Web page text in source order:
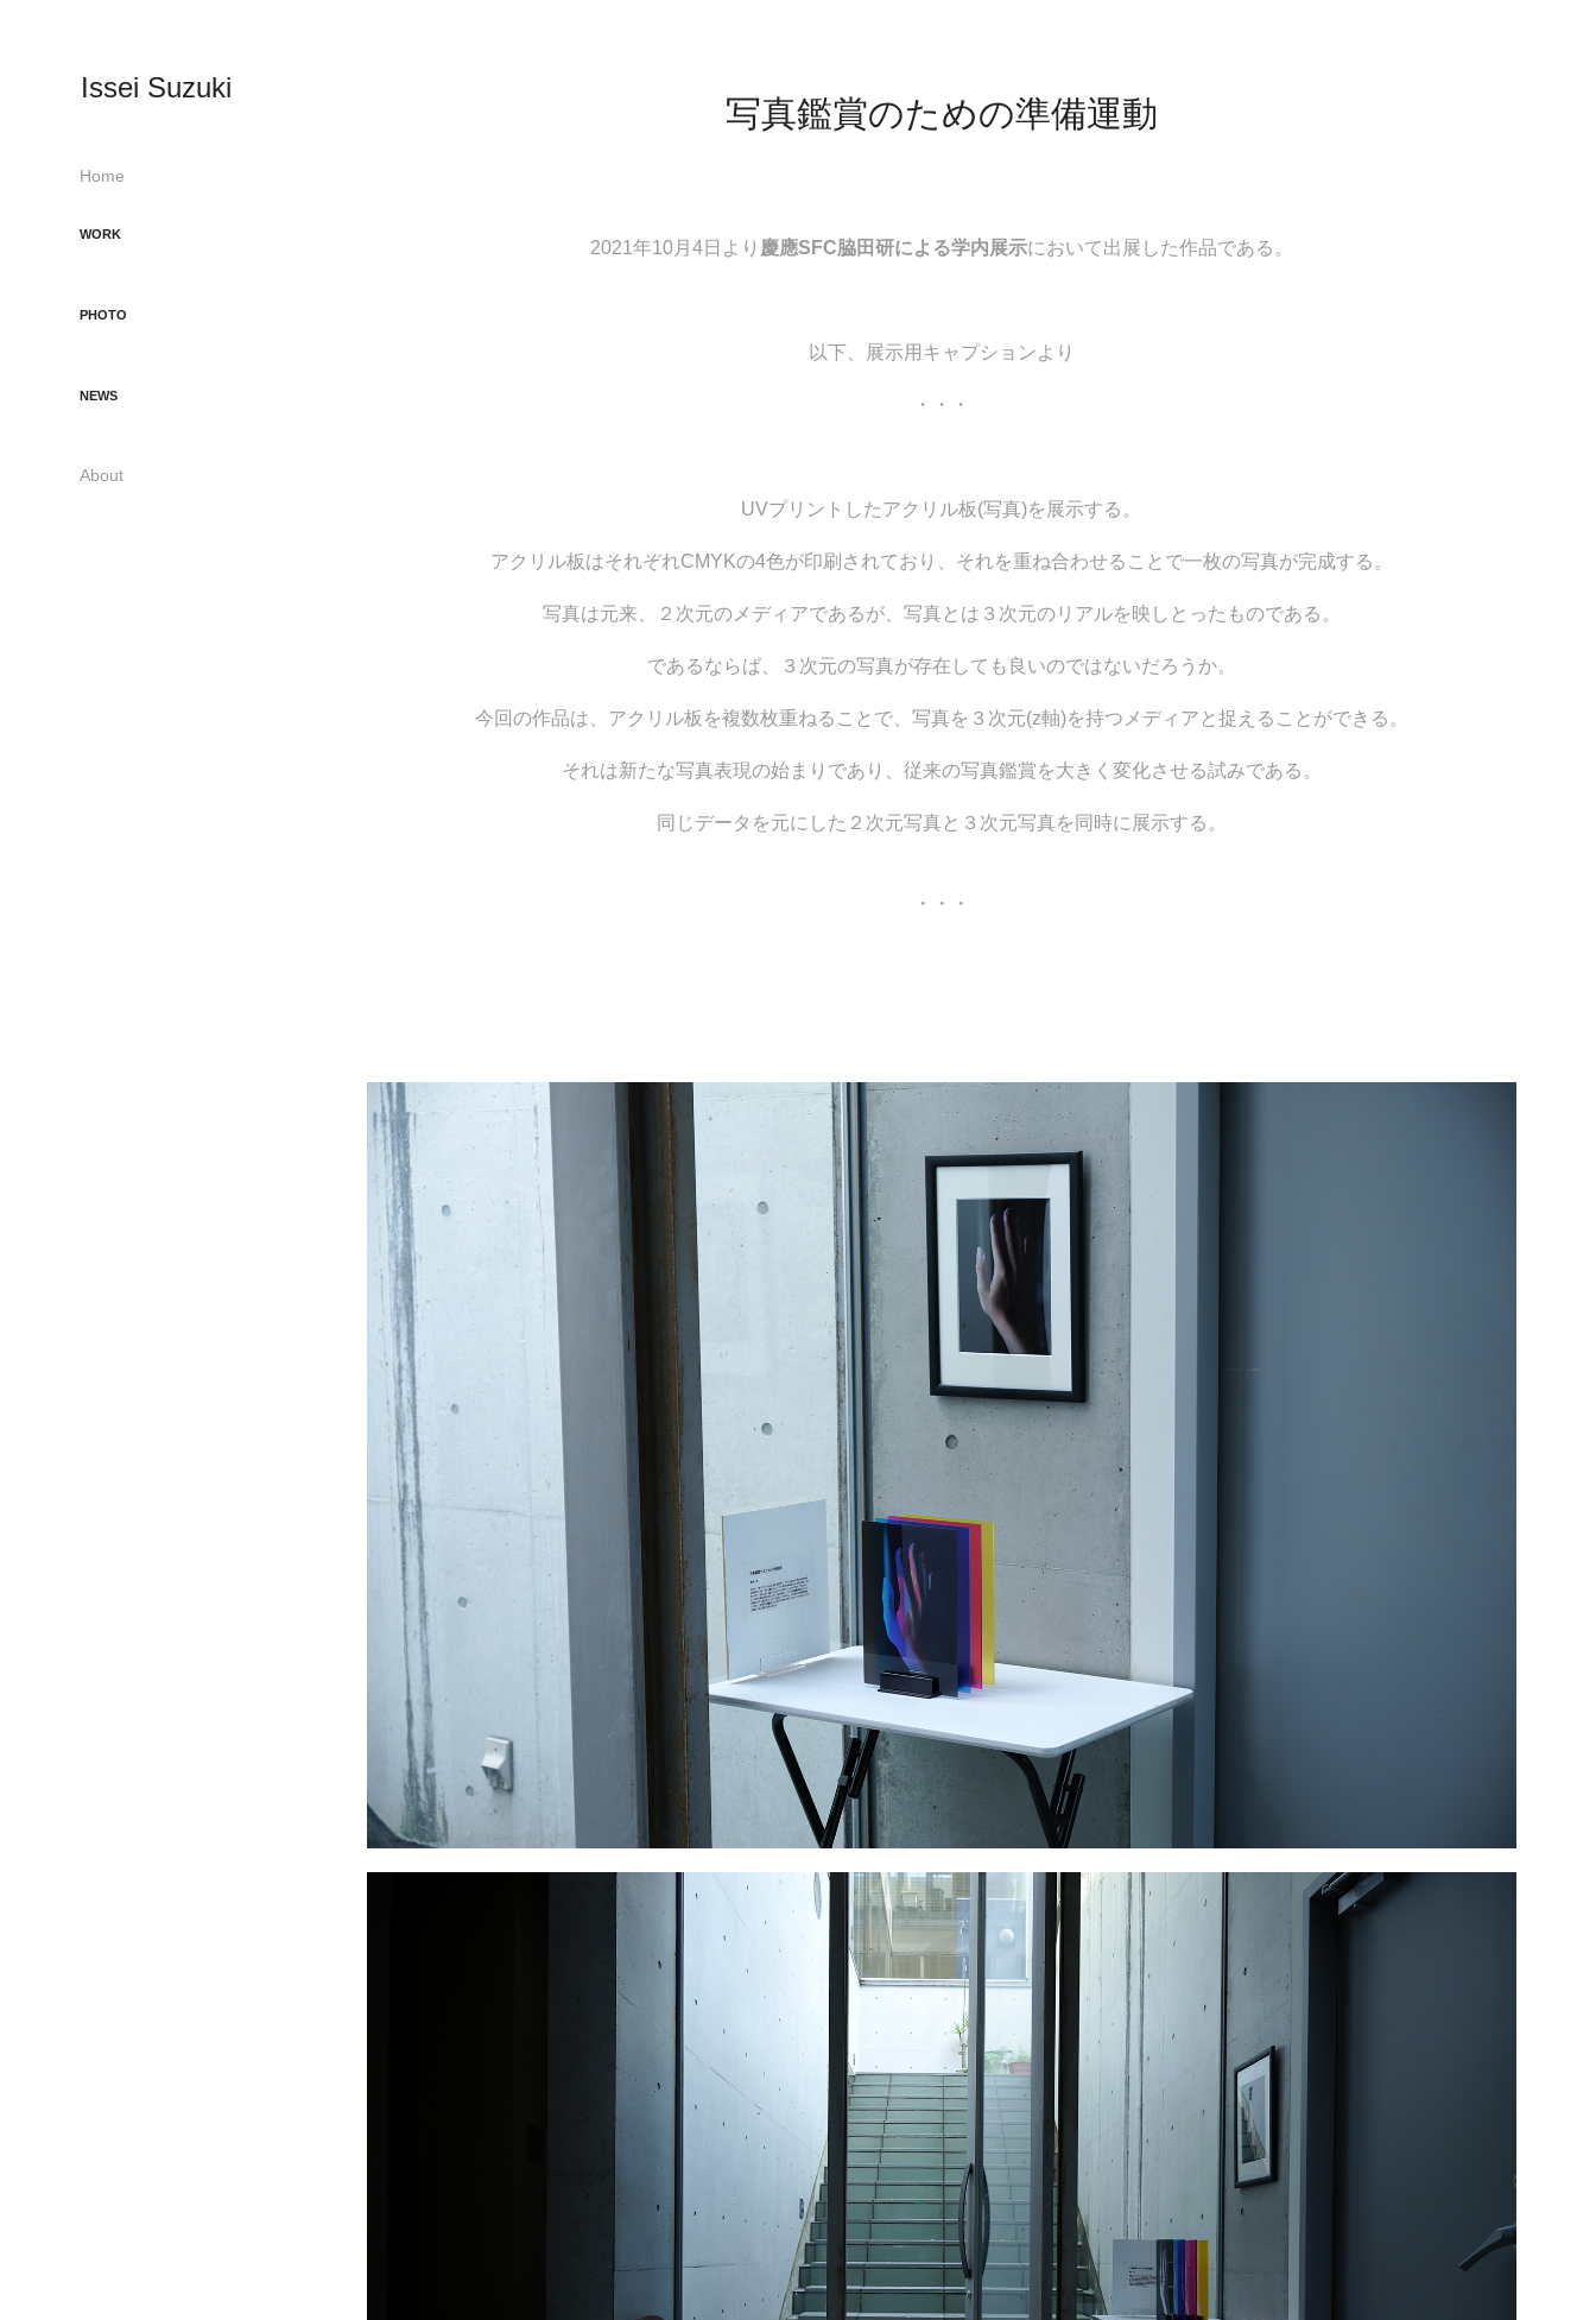
Issei Suzuki
Home
WORK
PHOTO
NEWS
About
写真鑑賞のための準備運動
2021年10月4日より 慶應SFC脇田研による学内展示において出展した作品である。
以下、展示用キャプションより
・・・
UVプリントしたアクリル板(写真)を展示する。
アクリル板はそれぞれCMYKの4色が印刷されており、それを重ね合わせることで一枚の写真が完成する。
写真は元来、２次元のメディアであるが、写真とは３次元のリアルを映しとったものである。
であるならば、３次元の写真が存在しても良いのではないだろうか。
今回の作品は、アクリル板を複数枚重ねることで、写真を３次元(z軸)を持つメディアと捉えることができる。
それは新たな写真表現の始まりであり、従来の写真鑑賞を大きく変化させる試みである。
同じデータを元にした２次元写真と３次元写真を同時に展示する。
・・・